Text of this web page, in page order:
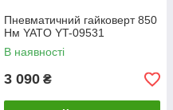
Пневматичний гайковерт 850
Нм YATO YT-09531
В наявності
3 090 ₴